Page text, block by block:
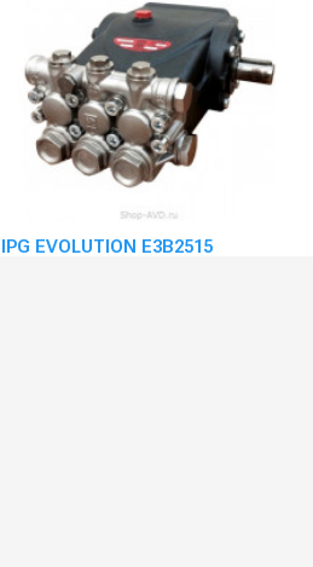
IPG EVOLUTION E3B2515